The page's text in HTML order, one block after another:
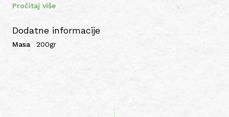
Pročitaj više
Dodatne informacije
Masa 200gr